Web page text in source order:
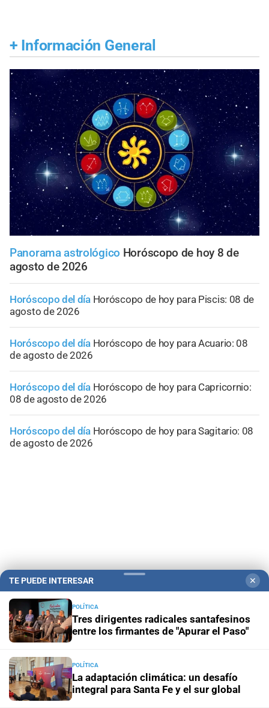
+ Información General
Panorama astrológico Horóscopo de hoy 8 de
agosto de 2026
Horóscopo del día Horóscopo de hoy para Piscis: 08 de
agosto de 2026
Horóscopo del día Horóscopo de hoy para Acuario: 08
de agosto de 2026
Horóscopo del día Horóscopo de hoy para Capricornio:
08 de agosto de 2026
Horóscopo del día Horóscopo de hoy para Sagitario: 08
de agosto de 2026
Campolitoral Revista Nosotros Clasificados CYD Litoral
Podcasts Mirador Provincial VivíMejor SF Puerto Negocios
TE PUEDE INTERESAR ✕
POLÍTICA
Tres dirigentes radicales santafesinos
entre los firmantes de "Apurar el Paso"
POLÍTICA
La adaptación climática: un desafío
integral para Santa Fe y el sur global